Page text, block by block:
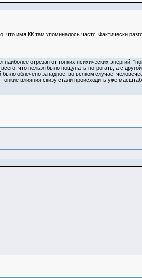
имя КК там упоминалось часто. Фактически
отрезан от тонких психических энергий,
что нельзя было пощупать-потрогать, а с
облечено западное, во всяком случае,
влияния снизу стали происходить уже